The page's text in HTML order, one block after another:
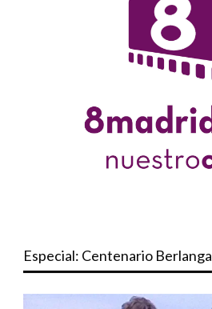
Especial: Centenario Berlanga